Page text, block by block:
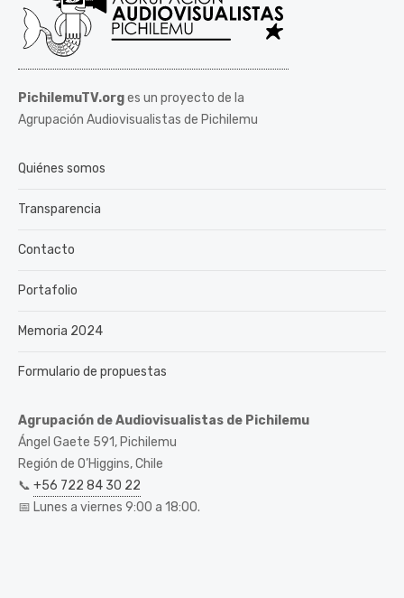
PichilemuTV.orges un proyecto de la
Agrupación Audiovisualistas de Pichilemu
Quiénes somos
Transparencia
Contacto
Portafolio
Memoria 2024
Formulario de propuestas
Agrupación de Audiovisualistas de Pichilemu
Ángel Gaete 591, Pichilemu
Región de O’Higgins, Chile
📞 +56 722 84 30 22
📅 Lunes a viernes 9:00 a 18:00.